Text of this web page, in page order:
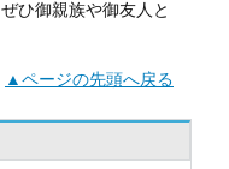
ひ御親族や御友人と
▲ページの先頭へ戻る